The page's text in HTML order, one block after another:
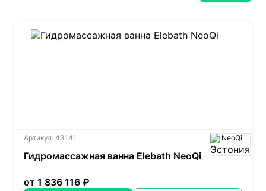
Артикул: 43141 NeoQi
Гидромассажная ванна Elebath NeoQi
от 1 836 116 ₽